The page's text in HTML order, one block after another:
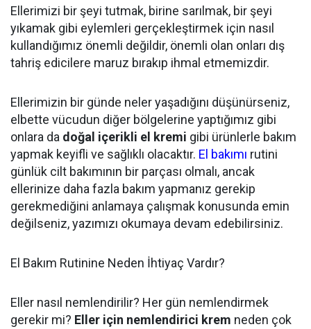
Ellerimizi bir şeyi tutmak, birine sarılmak, bir şeyi
yıkamak gibi eylemleri gerçekleştirmek için nasıl
kullandığımız önemli değildir, önemli olan onları dış
tahriş edicilere maruz bırakıp ihmal etmemizdir.
Ellerimizin bir günde neler yaşadığını düşünürseniz,
elbette vücudun diğer bölgelerine yaptığımız gibi
onlara da doğal içerikli el kremi gibi ürünlerle bakım
yapmak keyifli ve sağlıklı olacaktır. El bakımı rutini
günlük cilt bakımının bir parçası olmalı, ancak
ellerinize daha fazla bakım yapmanız gerekip
gerekmediğini anlamaya çalışmak konusunda emin
değilseniz, yazımızı okumaya devam edebilirsiniz.
El Bakım Rutinine Neden İhtiyaç Vardır?
Eller nasıl nemlendirilir? Her gün nemlendirmek
gerekir mi? Eller için nemlendirici krem neden çok